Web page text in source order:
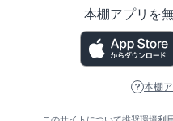
本棚アプリを
本棚